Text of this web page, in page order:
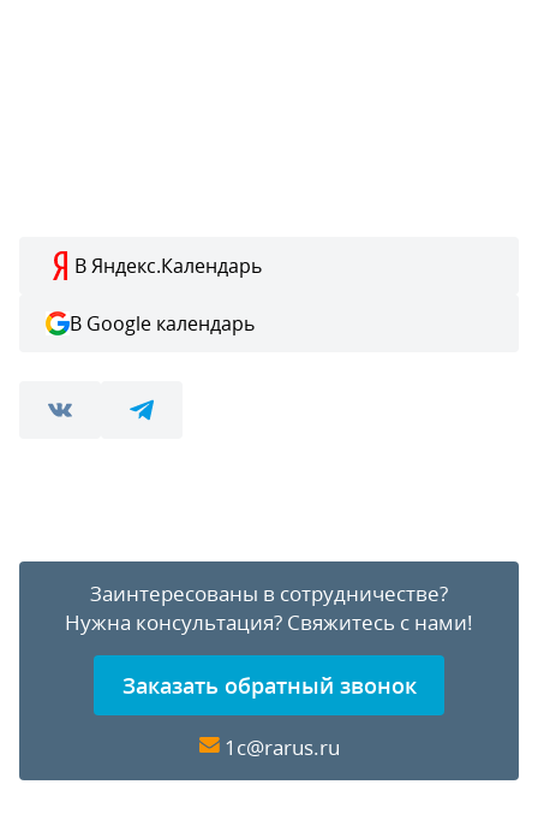
В Яндекс.Календарь
В Google календарь
Заинтересованы в сотрудничестве?
Нужна консультация? Свяжитесь с нами!
Заказать обратный звонок
1c@rarus.ru